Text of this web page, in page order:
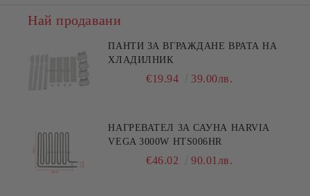
Най продавани
ПАНТИ ЗА ВГРАЖДАНЕ ВРАТА НА
ХЛАДИЛНИК
€19.94 39.00лв.
НАГРЕВАТЕЛ ЗА САУНА HARVIA
VEGA 3000W HTS006HR
€46.02 90.01лв.